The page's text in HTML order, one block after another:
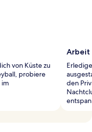
von Küste zu
probiere
im
Arbeit
den